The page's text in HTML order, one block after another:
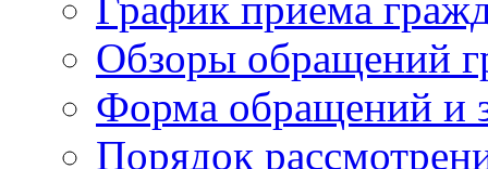
Обзоры обращений
Форма обращений и
Порядок